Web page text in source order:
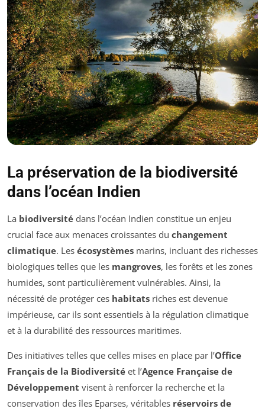
La préservation de la biodiversité
dans l’océan Indien
La biodiversité dans l’océan Indien constitue un enjeu
crucial face aux menaces croissantes du changement
climatique. Les écosystèmes marins, incluant des richesses
biologiques telles que les mangroves, les forêts et les zones
humides, sont particulièrement vulnérables. Ainsi, la
nécessité de protéger ces habitats riches est devenue
impérieuse, car ils sont essentiels à la régulation climatique
et à la durabilité des ressources maritimes.
Des initiatives telles que celles mises en place par l’Office
Français de la Biodiversité et l’Agence Française de
Développement visent à renforcer la recherche et la
conservation des îles Eparses, véritables réservoirs de